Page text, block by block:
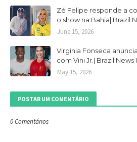
Zé Felipe responde a
o show na Bahia| Brazil
June 15, 2026
Virginia Fonseca
com Vini Jr.| Brazil News
May 15, 2026
POSTAR UM COMENTÁRIO
0 Comentários